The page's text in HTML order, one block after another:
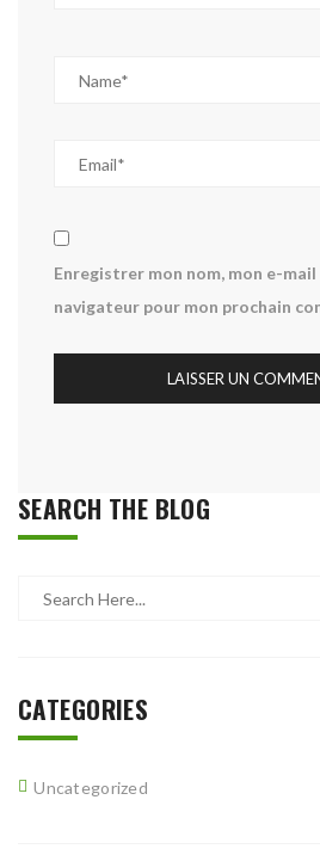
Enregistrer mon nom, mon e-
navigateur pour mon prochain
SEARCH THE BLOG
CATEGORIES
Uncategorized